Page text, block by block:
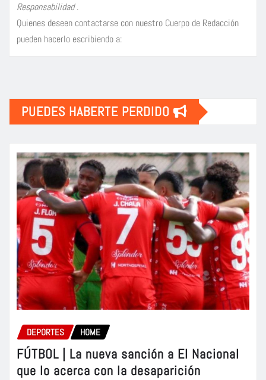
Responsabilidad.
Quienes deseen contactarse con nuestro Cuerpo de Redacción
pueden hacerlo escribiendo a:
PUEDES HABERTE PERDIDO
DEPORTES HOME
FÚTBOL | La nueva sanción a El Nacional
que lo acerca con la desaparición